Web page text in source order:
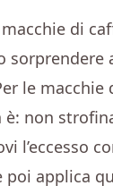
di
sorprendere
le macchie
non
l’eccesso
poi applica